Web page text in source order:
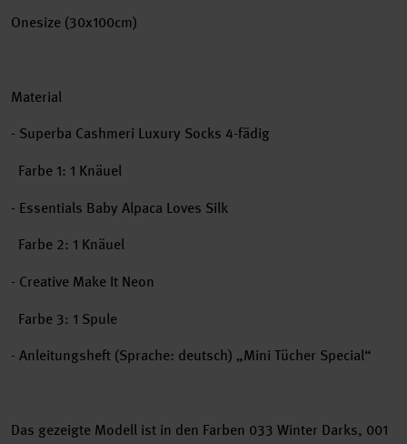
Onesize (30x100cm)
Material
- Superba Cashmeri Luxury Socks 4-fädig
Farbe 1: 1 Knäuel
- Essentials Baby Alpaca Loves Silk
Farbe 2: 1 Knäuel
- Creative Make It Neon
Farbe 3: 1 Spule
- Anleitungsheft (Sprache: deutsch) „Mini Tücher Special“
Das gezeigte Modell ist in den Farben 033 Winter Darks, 001